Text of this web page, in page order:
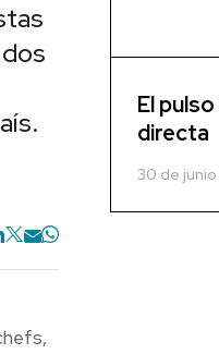
El
directa
30 de